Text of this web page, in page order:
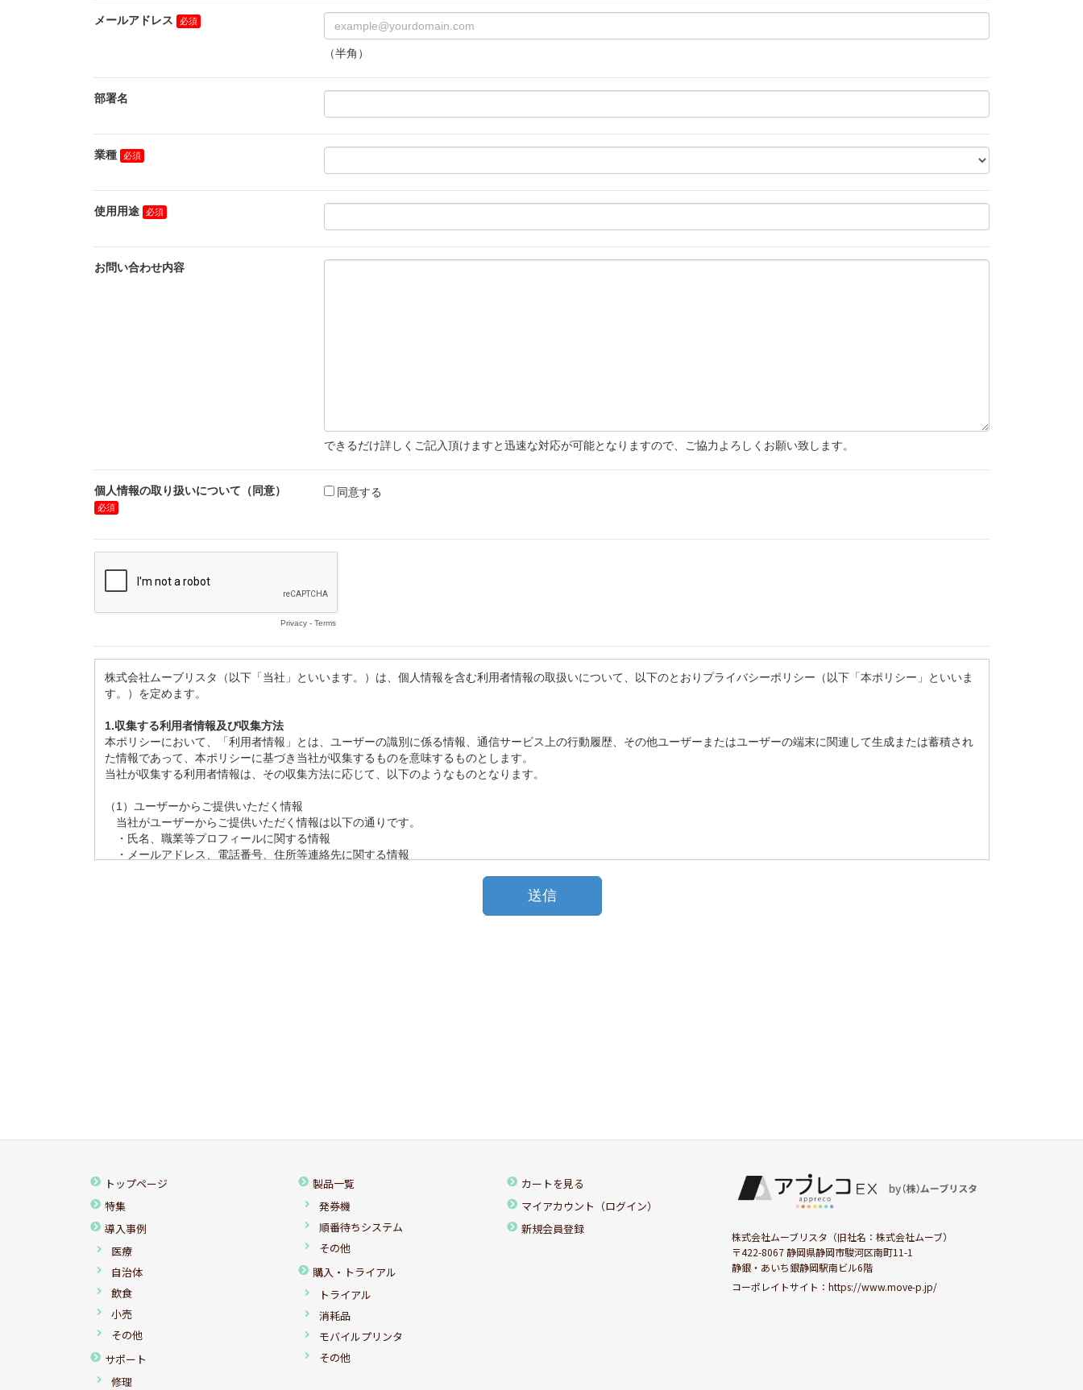
トップページ
特集
導入事例
医療
自治体
飲食
小売
その他
サポート
修理
製品一覧
発券機
順番待ちシステム
その他
購入・トライアル
トライアル
消耗品
モバイルプリンタ
その他
カートを見る
マイアカウント（ログイン）
新規会員登録
株式会社ムーブリスタ（旧社名：株式会社ムーブ）
〒422-8067 静岡県静岡市駿河区南町11-1
静銀・あいち銀静岡駅南ビル6階
コーポレイトサイト：https://www.move-p.jp/